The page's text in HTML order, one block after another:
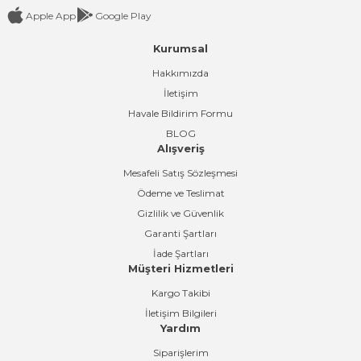
Apple App Google Play
Kurumsal
Hakkımızda
İletişim
Havale Bildirim Formu
BLOG
Alışveriş
Mesafeli Satış Sözleşmesi
Ödeme ve Teslimat
Gizlilik ve Güvenlik
Garanti Şartları
İade Şartları
Müşteri Hizmetleri
Kargo Takibi
İletişim Bilgileri
Yardım
Siparişlerim